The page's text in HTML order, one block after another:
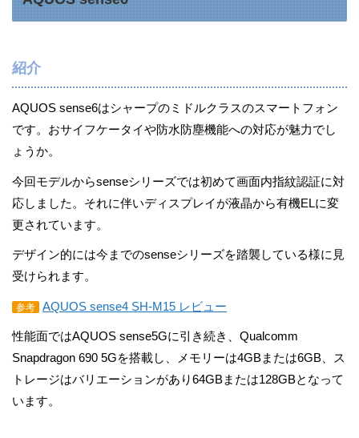
紹介
AQUOS sense6はシャープのミドルクラスのスマートフォン
です。おサイフケータイや防水防塵機能への対応が魅力でし
ょうか。
今回モデルからsenseシリーズでは初めて画面内指紋認証に対
応しました。それに伴いディスプレイが液晶から有機ELに変
更されています。
デザイン的には今までのsenseシリーズを踏襲している様に見
受けられます。
参考 AQUOS sense4 SH-M15 レビュー
性能面ではAQUOS sense5Gに引き続き、Qualcomm
Snapdragon 690 5Gを搭載し、メモリーは4GBまたは6GB、ス
トレージはバリエーションがあり64GBまたは128GBとなって
います。